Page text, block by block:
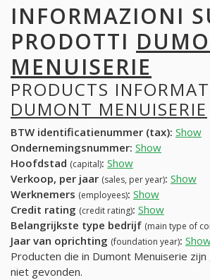
INFORMAZIONI
PRODOTTI
MENUISERIE
PRODUCTS
DUMONT MENUISERIE
BTW identificatienummer (tax): Show
Ondernemingsnummer: Show
Hoofdstad (capital): Show
Verkoop, per jaar (sales, per year): Show
Werknemers (employees): Show
Credit rating (credit rating): Show
Belangrijkste type bedrijf (main type of
Jaar van oprichting (foundation year):
Producten die in Dumont Menuiserie
niet gevonden.